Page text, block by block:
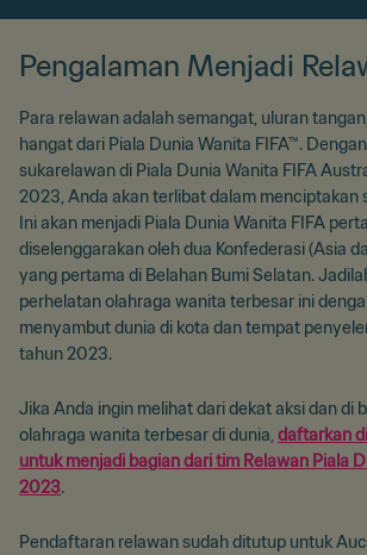
Pengalaman Menjadi
Para relawan adalah semangat, uluran
hangat dari Piala Dunia Wanita FIFA™.
sukarelawan di Piala Dunia Wanita FIFA
2023, Anda akan terlibat dalam menciptakan
Ini akan menjadi Piala Dunia Wanita FIFA
diselenggarakan oleh dua Konfederasi (Asia
yang pertama di Belahan Bumi Selatan.
perhelatan olahraga wanita terbesar ini
menyambut dunia di kota dan tempat
tahun 2023.
Jika Anda ingin melihat dari dekat aksi dan di
olahraga wanita terbesar di dunia, daftarkan
untuk menjadi bagian dari tim Relawan Piala
2023.
Pendaftaran relawan sudah ditutup untuk